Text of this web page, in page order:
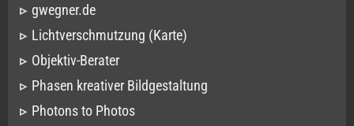
gwegner.de
Lichtverschmutzung (Karte)
Objektiv-Berater
Phasen kreativer Bildgestaltung
Photons to Photos